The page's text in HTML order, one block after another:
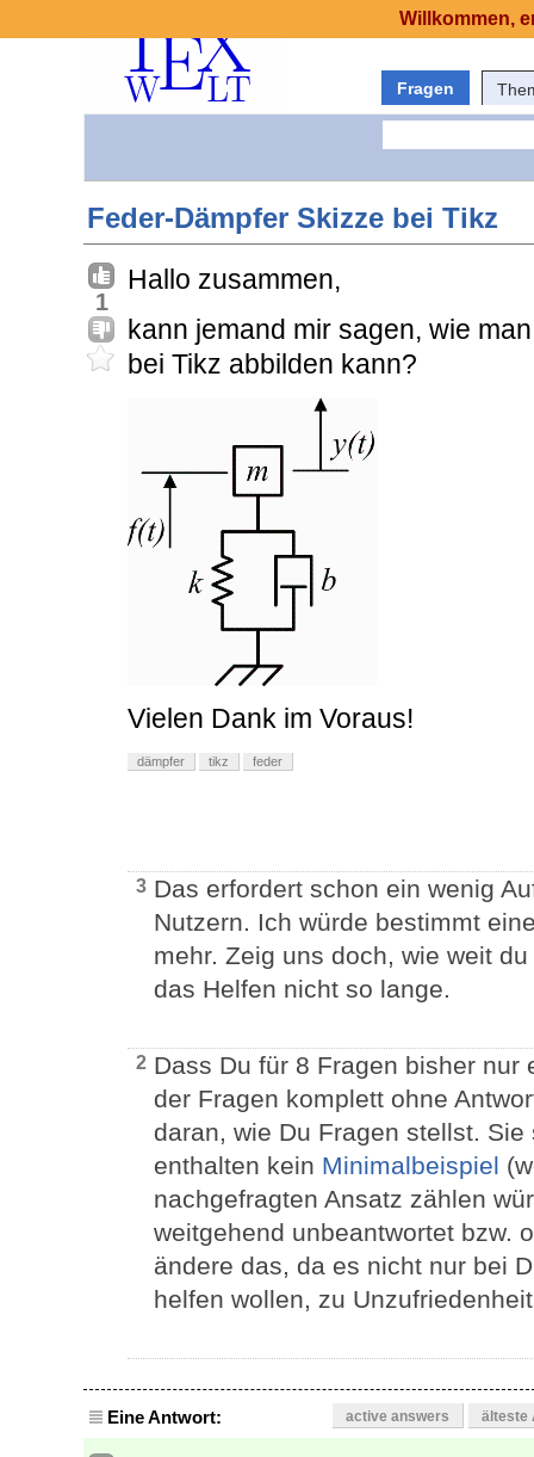
Fragen
Feder-Dämpfer Skizze bei Tikz
1
Hallo zusammen,
kann jemand mir sagen, wie
bei Tikz abbilden kann?
Vielen Dank im Voraus!
dämpfer tikz feder
3 Das erfordert schon ein wenig
Nutzern. Ich würde bestimmt
mehr. Zeig uns doch, wie weit
das Helfen nicht so lange.
2 Dass Du für 8 Fragen bisher
der Fragen komplett ohne
daran, wie Du Fragen stellst.
enthalten kein Minimalbeispiel
nachgefragten Ansatz zählen
weitgehend unbeantwortet bzw.
ändere das, da es nicht nur bei
helfen wollen, zu
Eine Antwort: active answers älteste
Willkommen,